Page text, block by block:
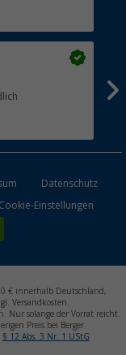
Datenschutz
Cookie-Einstellungen
€ innerhalb Deutschland,
Versandkosten.
solange der Vorrat reicht.
Preis bei Berger.
§ 12 Abs. 3 Nr. 1 UStG